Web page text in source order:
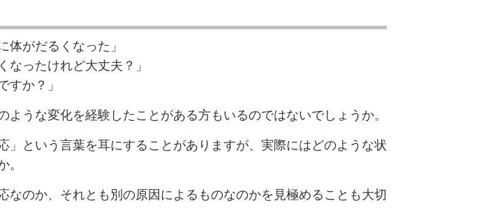
体がだるくなった」
なったけれど大丈夫？」
すか？」
ような変化を経験したことがある方もいるのではないでしょうか。
」という言葉を耳にすることがありますが、実際にはどのような状
。
なのか、それとも別の原因によるものなのかを見極めることも大切